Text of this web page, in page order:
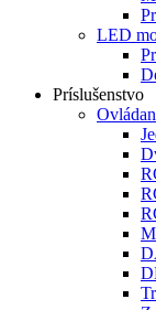
LED
Príslušenstvo